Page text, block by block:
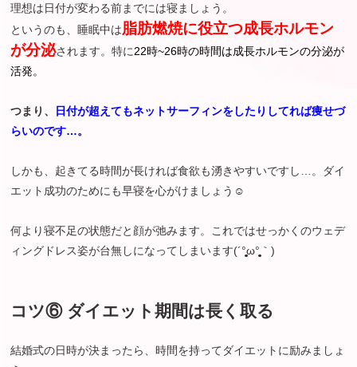
理想は日付が変わる前までには寝ましょう。
というのも、睡眠中は脂肪燃焼に役立つ成長ホルモン
が分泌されます。特に22時~26時の時間は成長ホルモンの分泌が
活発。
つまり、
日付が超えてもネットサーフィンをしたりしてれば痩せづ
らいのです…。
しかも、起きてる時間が長ければ食欲も湧きやすいですし…。ダイ
エット成功のためにも早寝を心がけましょう☺︎
何より寝不足の状態だと顔が弛みます。これではせっかくのウェデ
ィングドレス姿が台無しになってしまいます(´°̥̥̥̥̥̥̥̥ω°̥̥̥̥̥̥̥̥｀)
コツ⑥ ダイエット期間は長く取る
結婚式の日時が決まったら、時間を持ってダイエットに励みましょ